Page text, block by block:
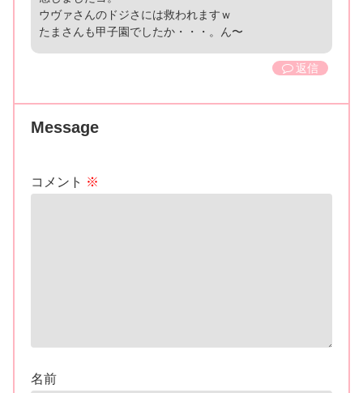
ウヴァさんのドジさには救われますｗ
たまさんも甲子園でしたか・・・。ん〜
返信
Message
コメント ※
名前